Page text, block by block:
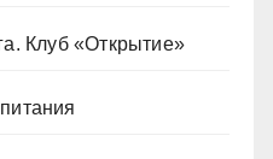
Клуб «Открытие»